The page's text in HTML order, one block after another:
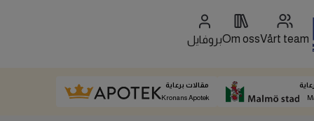
Vårt team
Om ossبروفايل
مقالات برعاية
Kronans Apotek